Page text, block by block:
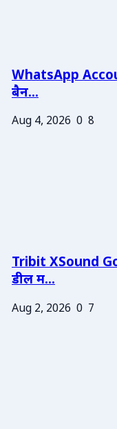
WhatsApp
बैन...
Aug 4, 2026 0 8
Tribit XSound
डील म...
Aug 2, 2026 0 7